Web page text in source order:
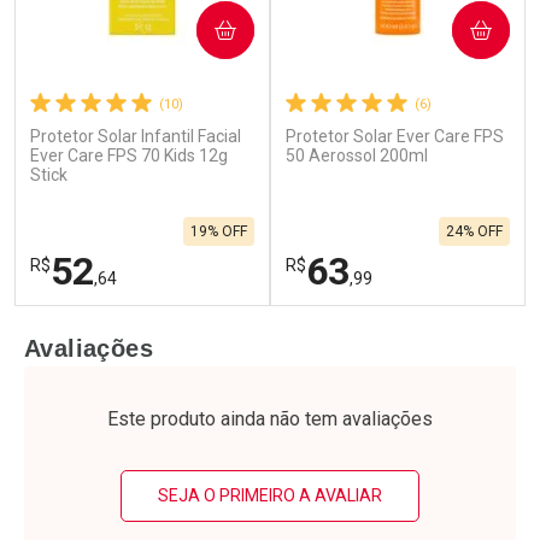
(10)
Protetor Solar Infantil Facial
Ever Care FPS 70 Kids 12g
Stick
R$52,64
19% OFF
COMPRAR
Laboratório
Por Menos
(6)
Protetor Solar Ever Care FPS
50 Aerossol 200ml
R$63,99
24% OFF
COMPRAR
Laboratório
Por Menos
Avaliações
Este produto ainda não tem avaliações
SEJA O PRIMEIRO A AVALIAR